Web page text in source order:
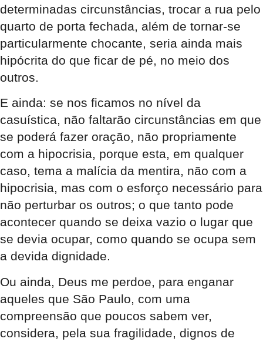
determinadas circunstâncias, trocar a rua pelo
quarto de porta fechada, além de tornar-se
particularmente chocante, seria ainda mais
hipócrita do que ficar de pé, no meio dos
outros.
E ainda: se nos ficamos no nível da
casuística, não faltarão circunstâncias em que
se poderá fazer oração, não propriamente
com a hipocrisia, porque esta, em qualquer
caso, tema a malícia da mentira, não com a
hipocrisia, mas com o esforço necessário para
não perturbar os outros; o que tanto pode
acontecer quando se deixa vazio o lugar que
se devia ocupar, como quando se ocupa sem
a devida dignidade.
Ou ainda, Deus me perdoe, para enganar
aqueles que São Paulo, com uma
compreensão que poucos sabem ver,
considera, pela sua fragilidade, dignos de